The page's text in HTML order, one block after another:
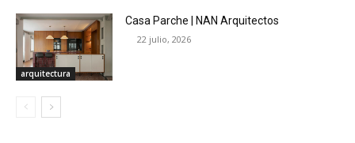
arquitectura
Casa Parche | NAN Arquitectos
22 julio, 2026